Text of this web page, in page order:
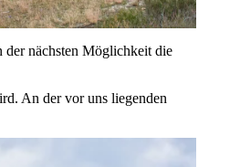
der nächsten Möglichkeit die
An der vor uns liegenden